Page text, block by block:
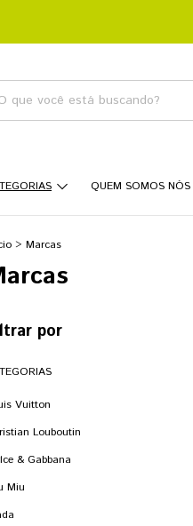
QUEM SOMOS NÓS
> Marcas
por
Vuitton
Louboutin
& Gabbana
Miu